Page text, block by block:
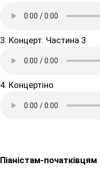
3. Концерт. Частина 3
4. Концертіно
Піаністам-початківцям